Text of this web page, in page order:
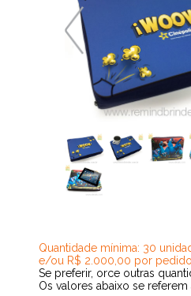
Quantidade mínima: 30
e/ou R$ 2.000,00 por pedido
Se preferir, orce outras
Os valores abaixo se referem